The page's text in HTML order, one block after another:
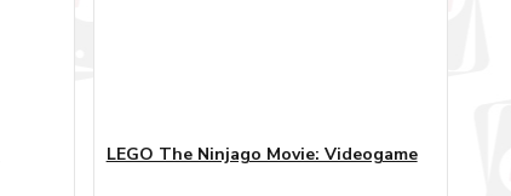
LEGO The Ninjago Movie: Videogame